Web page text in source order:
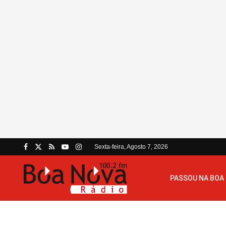
Sexta-feira, Agosto 7, 2026
PASSOU NA BOA